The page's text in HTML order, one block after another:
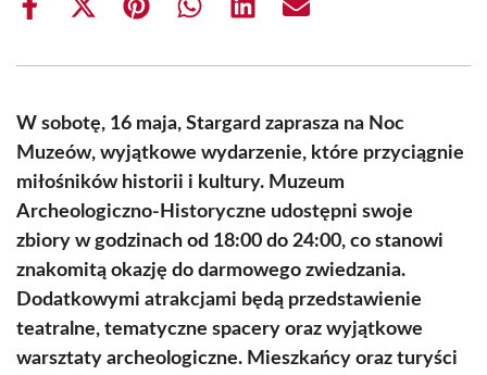
Share
Share
(Twitter)
Share Share Share Share
W sobotę, 16 maja, Stargard zaprasza na Noc
Muzeów, wyjątkowe wydarzenie, które przyciągnie
miłośników historii i kultury. Muzeum
Archeologiczno-Historyczne udostępni swoje
zbiory w godzinach od 18:00 do 24:00, co stanowi
znakomitą okazję do darmowego zwiedzania.
Dodatkowymi atrakcjami będą przedstawienie
teatralne, tematyczne spacery oraz wyjątkowe
warsztaty archeologiczne. Mieszkańcy oraz turyści